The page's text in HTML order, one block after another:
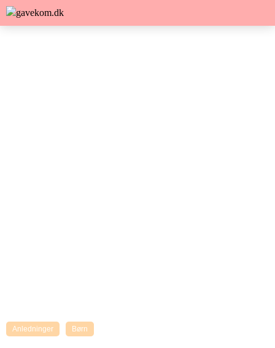
Anledninger Børn